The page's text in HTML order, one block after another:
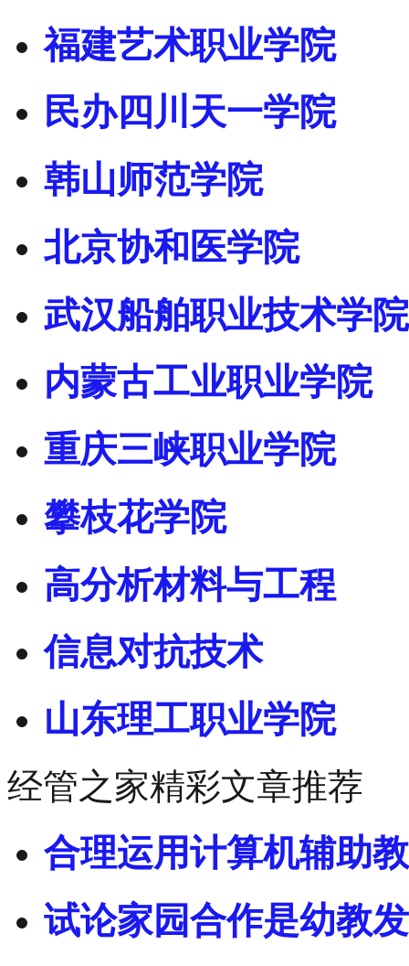
福建艺术职业学院
民办四川天一学院
韩山师范学院
北京协和医学院
武汉船舶职业技术学院
内蒙古工业职业学院
重庆三峡职业学院
攀枝花学院
高分析材料与工程
信息对抗技术
山东理工职业学院
经管之家精彩文章推荐
合理运用计算机辅助
试论家园合作是幼教